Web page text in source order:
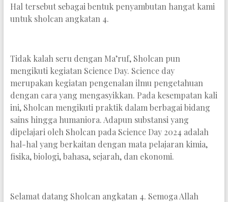
Hal tersebut sebagai bentuk penyambutan hangat kami
untuk sholcan angkatan 4.
Tidak kalah seru dengan Ma’ruf, Sholcan pun
mengikuti kegiatan Science Day. Science day
merupakan kegiatan pengenalan ilmu pengetahuan
dengan cara yang mengasyikkan. Pada kesempatan kali
ini, Sholcan mengikuti praktik dalam berbagai bidang
sains hingga humaniora. Adapun substansi yang
dipelajari oleh Sholcan pada Science Day 2024 adalah
hal-hal yang berkaitan dengan mata pelajaran kimia,
fisika, biologi, bahasa, sejarah, dan ekonomi.
Selamat datang Sholcan angkatan 4. Semoga Allah